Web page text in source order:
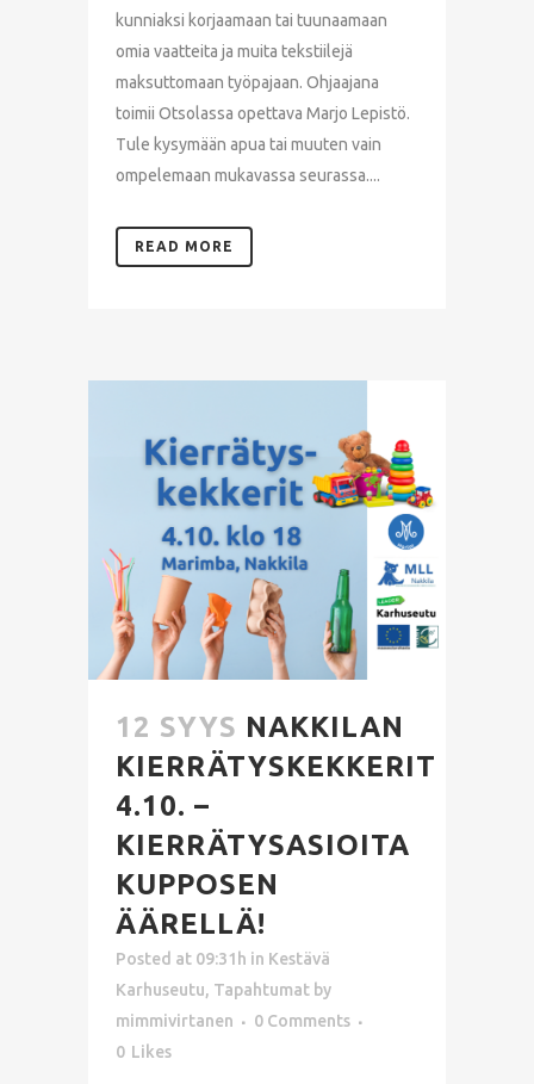
kunniaksi korjaamaan tai tuunaamaan
omia vaatteita ja muita tekstiilejä
maksuttomaan työpajaan. Ohjaajana
toimii Otsolassa opettava Marjo Lepistö.
Tule kysymään apua tai muuten vain
ompelemaan mukavassa seurassa....
READ MORE
12 SYYS NAKKILAN
KIERRÄTYSKEKKERIT
4.10. –
KIERRÄTYSASIOITA
KUPPOSEN
ÄÄRELLÄ!
Posted at 09:31h in Kestävä
Karhuseutu, Tapahtumat by
mimmivirtanen
0 Comments
0 Likes